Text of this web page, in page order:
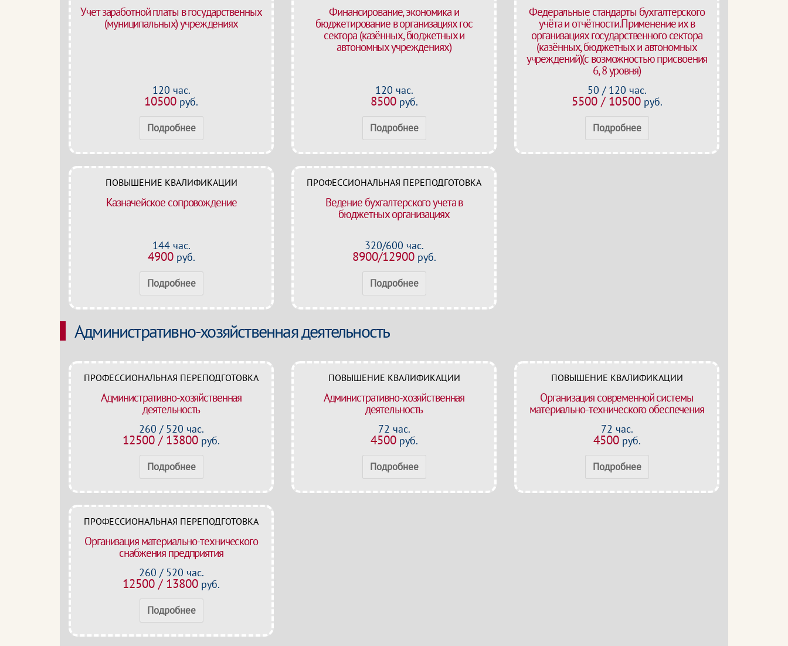
Учет заработной платы в государственных
(муниципальных) учреждениях
120 час.
10500 руб.
Подробнее
Финансирование, экономика и
бюджетирование в организациях гос
сектора (казённых, бюджетных и
автономных учреждениях)
120 час.
8500руб.
Подробнее
Федеральные стандарты бухгалтерского
учёта и отчётности.Применение их в
организациях государственного сектора
(казённых, бюджетных и автономных
учреждений)(с возможностью присвоения
6, 8 уровня)
50 / 120 час.
5500 / 10500руб.
Подробнее
ПОВЫШЕНИЕ КВАЛИФИКАЦИИ
Казначейское сопровождение
144 час.
4900руб.
Подробнее
ПРОФЕССИОНАЛЬНАЯ ПЕРЕПОДГОТОВКА
Ведение бухгалтерского учета в
бюджетных организациях
320/600 час.
8900/12900руб.
Подробнее
Административно-хозяйственная деятельность
ПРОФЕССИОНАЛЬНАЯ ПЕРЕПОДГОТОВКА
Административно-хозяйственная
деятельность
260 / 520 час.
12500 / 13800 руб.
Подробнее
ПОВЫШЕНИЕ КВАЛИФИКАЦИИ
Административно-хозяйственная
деятельность
72 час.
4500руб.
Подробнее
ПОВЫШЕНИЕ КВАЛИФИКАЦИИ
Организация современной системы
материально-технического обеспечения
72 час.
4500руб.
Подробнее
ПРОФЕССИОНАЛЬНАЯ ПЕРЕПОДГОТОВКА
Организация материально-технического
снабжения предприятия
260 / 520 час.
12500 / 13800 руб.
Подробнее